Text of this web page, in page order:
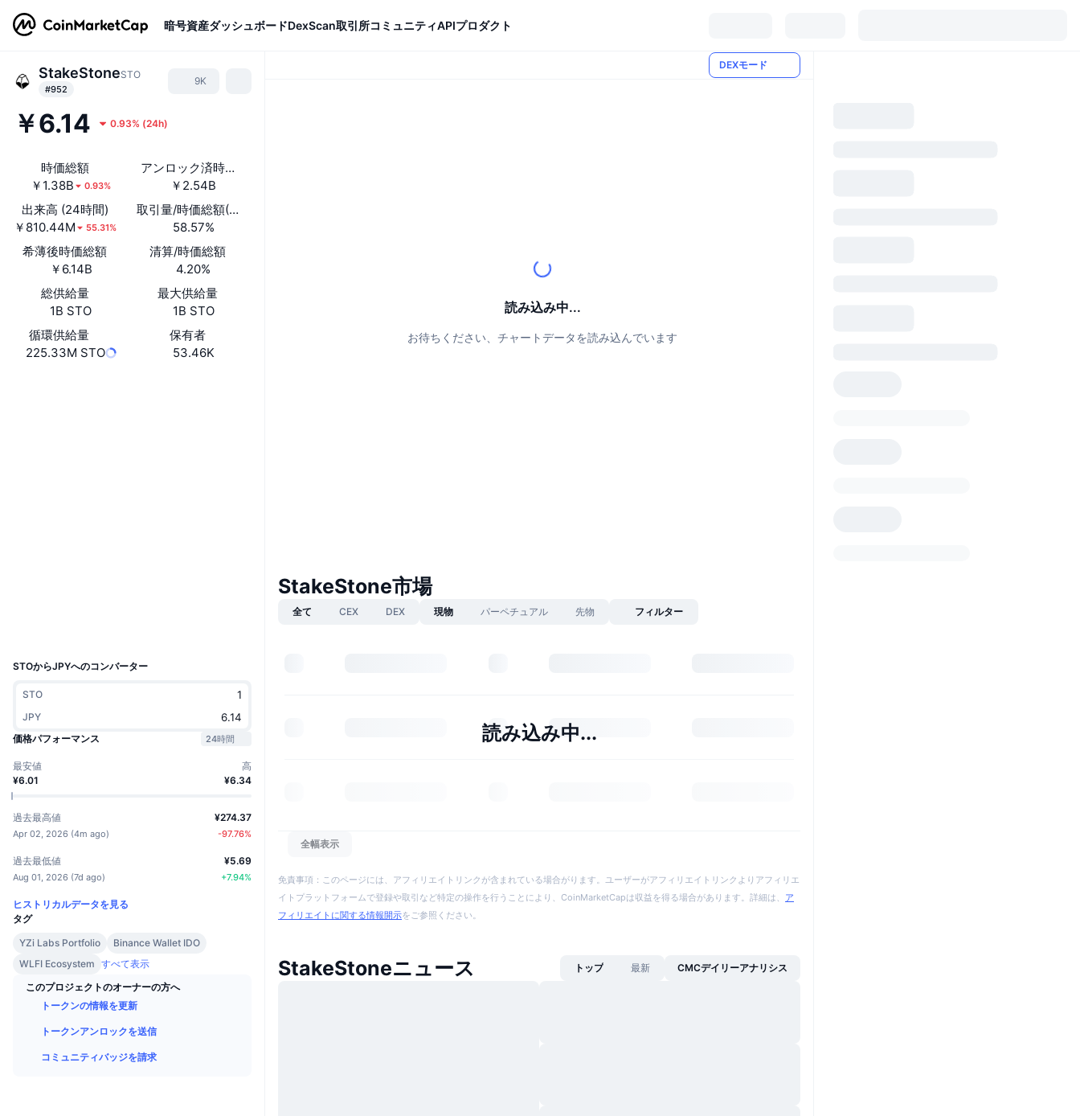
暗号資産ダッシュボードDexScan取引所コミュニティAPIプロダクト
StakeStoneSTO
#952
9K
￥6.14 0.93% (24h)
時価総額
￥1.38B
0.93%
アンロック済時価総額
￥2.54B
出来高 (24時間)
￥810.44M
55.31%
取引量/時価総額(24時間)
58.57%
希薄後時価総額
￥6.14B
清算/時価総額
4.20%
総供給量
1B STO
最大供給量
1B STO
循環供給量
225.33M STO
保有者
53.46K
STOからJPYへのコンバーター
STO
JPY
価格パフォーマンス
24時間
最安値
¥6.01
高
¥6.34
過去最高値
Apr 02, 2026 (4m ago)
¥274.37
-97.76%
過去最低値
Aug 01, 2026 (7d ago)
¥5.69
+7.94%
ヒストリカルデータを見る
タグ
YZi Labs Portfolio
Binance Wallet IDO
WLFI Ecosystem すべて表示
このプロジェクトのオーナーの方へ
トークンの情報を更新
トークンアンロックを送信
コミュニティバッジを請求
DEXモード
読み込み中...
お待ちください、チャートデータを読み込んでいます
StakeStone市場
全て CEX DEX 現物 パーペチュアル 先物 フィルター
読み込み中...
全幅表示
免責事項：このページには、アフィリエイトリンクが含まれている場合がります。ユーザーがアフィリエイトリンクよりアフィリエ
イトプラットフォームで登録や取引など特定の操作を行うことにより、CoinMarketCapは収益を得る場合があります。詳細は、 ア
フィリエイトに関する情報開示をご参照ください。
StakeStoneニュース トップ 最新 CMCデイリーアナリシス